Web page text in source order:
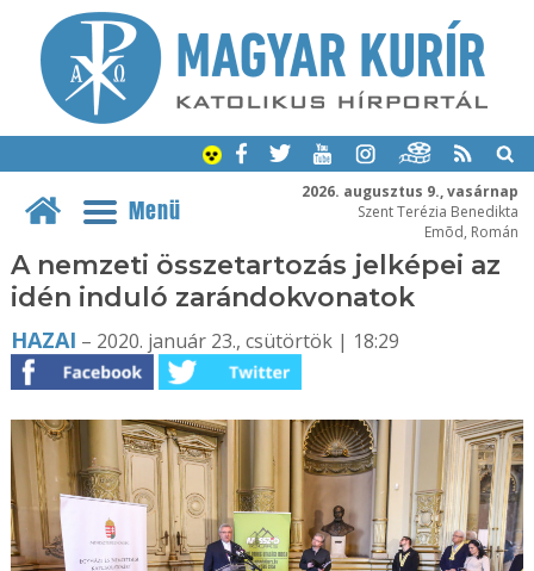
2026. augusztus 9., vasárnap
Szent Terézia Benedikta
Emõd, Román
Menü
A nemzeti összetartozás jelképei az
idén induló zarándokvonatok
HAZAI – 2020. január 23., csütörtök | 18:29